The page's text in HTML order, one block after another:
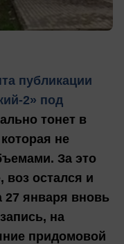
публикации
2» под
тонет в
не
За это
воз остался и
27 января вновь
на
придомовой